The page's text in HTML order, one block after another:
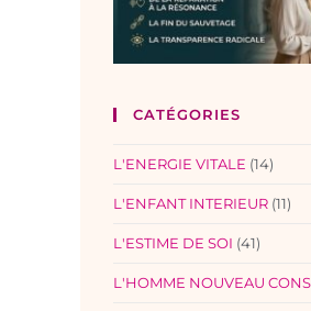
CATÉGORIES
L'ENERGIE VITALE (14)
L'ENFANT INTERIEUR (11)
L'ESTIME DE SOI (41)
L'HOMME NOUVEAU